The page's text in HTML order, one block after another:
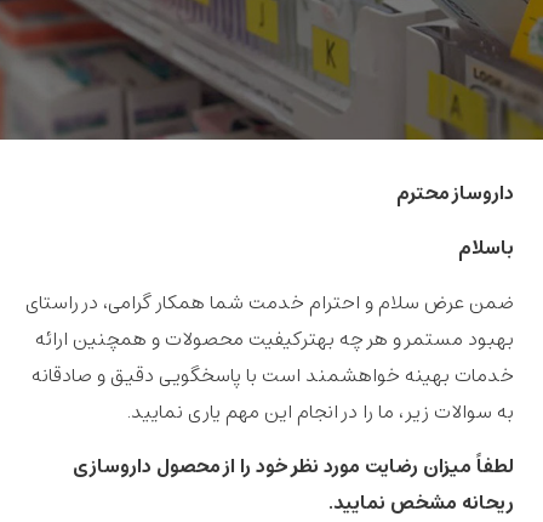
داروساز محترم
باسلام
ضمن عرض سلام و احترام خدمت شما همکار گرامی، در راستای
بهبود مستمر و هر چه بهترکیفیت محصولات و همچنین ارائه
خدمات بهینه خواهشمند است با پاسخگویی دقیق و صادقانه
به سوالات زیر، ما را در انجام این مهم یاری نمایید.
لطفاً میزان رضایت مورد نظر خود را از محصول داروسازی
ریحانه مشخص نمایید.